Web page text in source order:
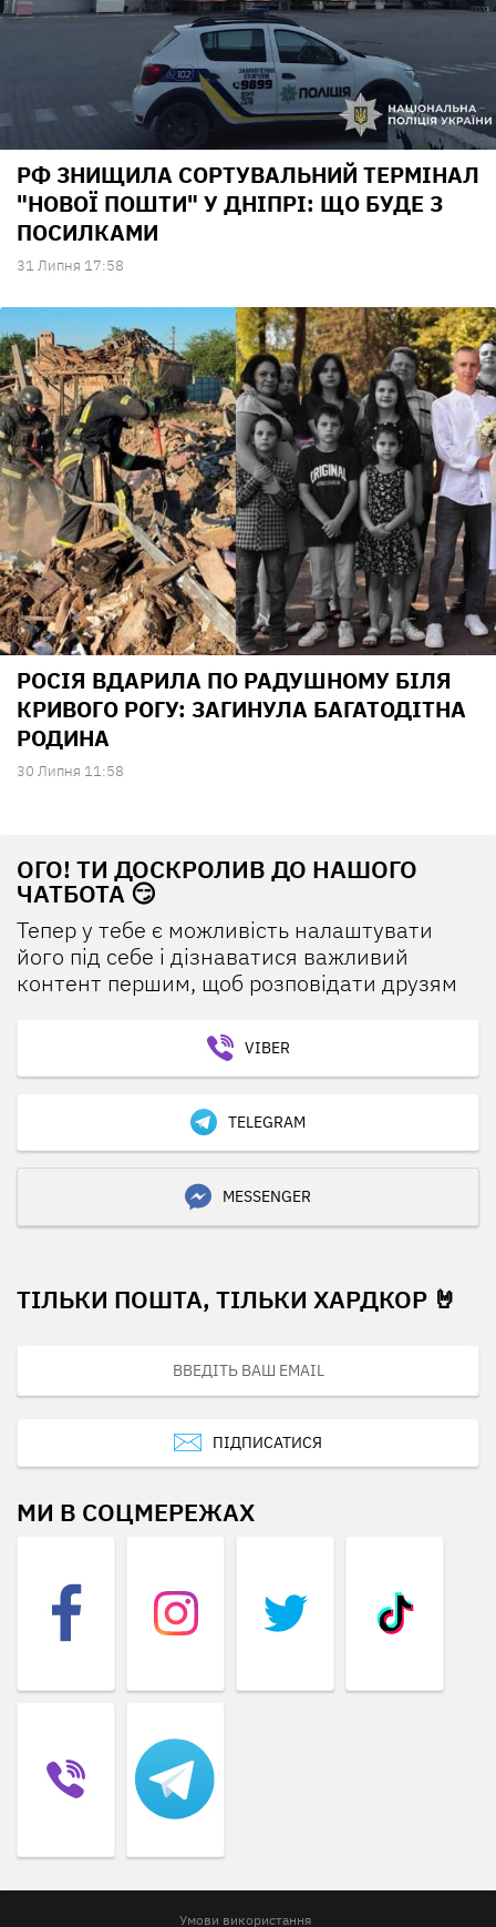
РФ ЗНИЩИЛА СОРТУВАЛЬНИЙ ТЕРМІНАЛ
"НОВОЇ ПОШТИ" У ДНІПРІ: ЩО БУДЕ З
ПОСИЛКАМИ
31 Липня 17:58
РОСІЯ ВДАРИЛА ПО РАДУШНОМУ БІЛЯ
КРИВОГО РОГУ: ЗАГИНУЛА БАГАТОДІТНА
РОДИНА
30 Липня 11:58
ОГО! ТИ ДОСКРОЛИВ ДО НАШОГО
ЧАТБОТА 😏
Тепер у тебе є можливість налаштувати
його під себе і дізнаватися важливий
контент першим, щоб розповідати друзям
VIBER
TELEGRAM
MESSENGER
ТІЛЬКИ ПОШТА, ТІЛЬКИ ХАРДКОР 🤘
ПІДПИСАТИСЯ
МИ В СОЦМЕРЕЖАХ
Умови використання